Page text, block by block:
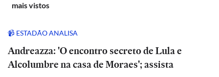
mais vistos
📹 ESTADÃO ANALISA
Andreazza: 'O encontro secreto de Lula e
Alcolumbre na casa de Moraes'; assista